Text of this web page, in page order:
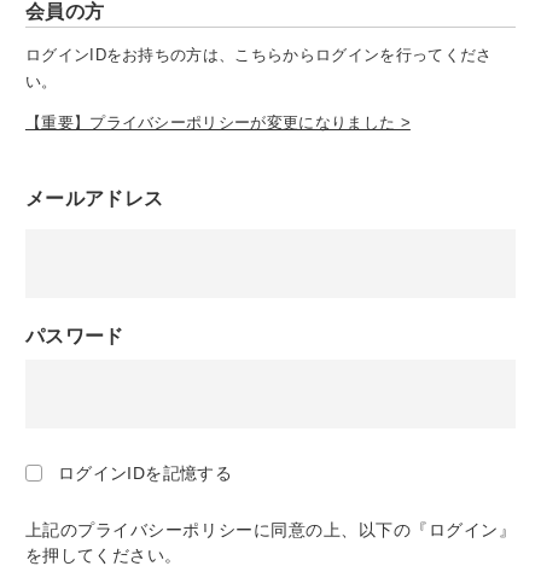
会員の方
ログインIDをお持ちの方は、こちらからログインを行ってくださ
い。
【重要】プライバシーポリシーが変更になりました >
メールアドレス
パスワード
ログインIDを記憶する
上記のプライバシーポリシーに同意の上、以下の『ログイン』
を押してください。